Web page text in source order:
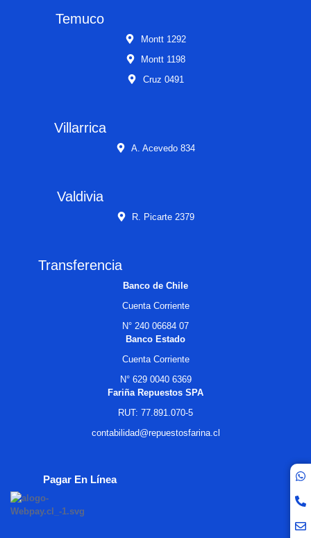
Temuco
Montt 1292
Montt 1198
Cruz 0491
Villarrica
A. Acevedo 834
Valdivia
R. Picarte 2379
Transferencia
Banco de Chile
Cuenta Corriente
N° 240 06684 07
Banco Estado
Cuenta Corriente
N° 629 0040 6369
Fariña Repuestos SPA
RUT: 77.891.070-5
contabilidad@repuestosfarina.cl
Pagar En Línea